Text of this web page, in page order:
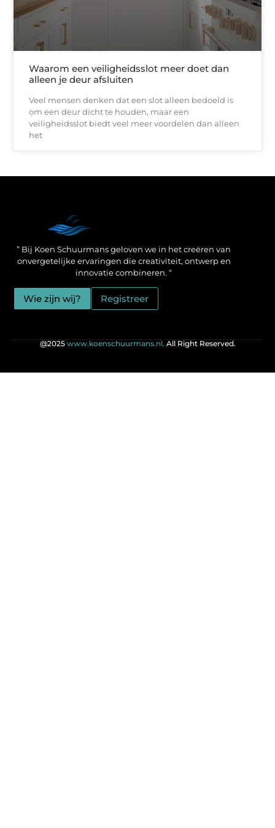
Waarom een veiligheidsslot meer doet dan
alleen je deur afsluiten
Veel mensen denken dat een slot alleen bedoeld is
om een deur dicht te houden, maar een
veiligheidsslot biedt veel meer voordelen dan alleen
het
” Bij Koen Schuurmans geloven we in het creëren van
onvergetelijke ervaringen die creativiteit, ontwerp en
innovatie combineren. “
Wie zijn wij? Registreer
@2025 www.koenschuurmans.nl. All Right Reserved.